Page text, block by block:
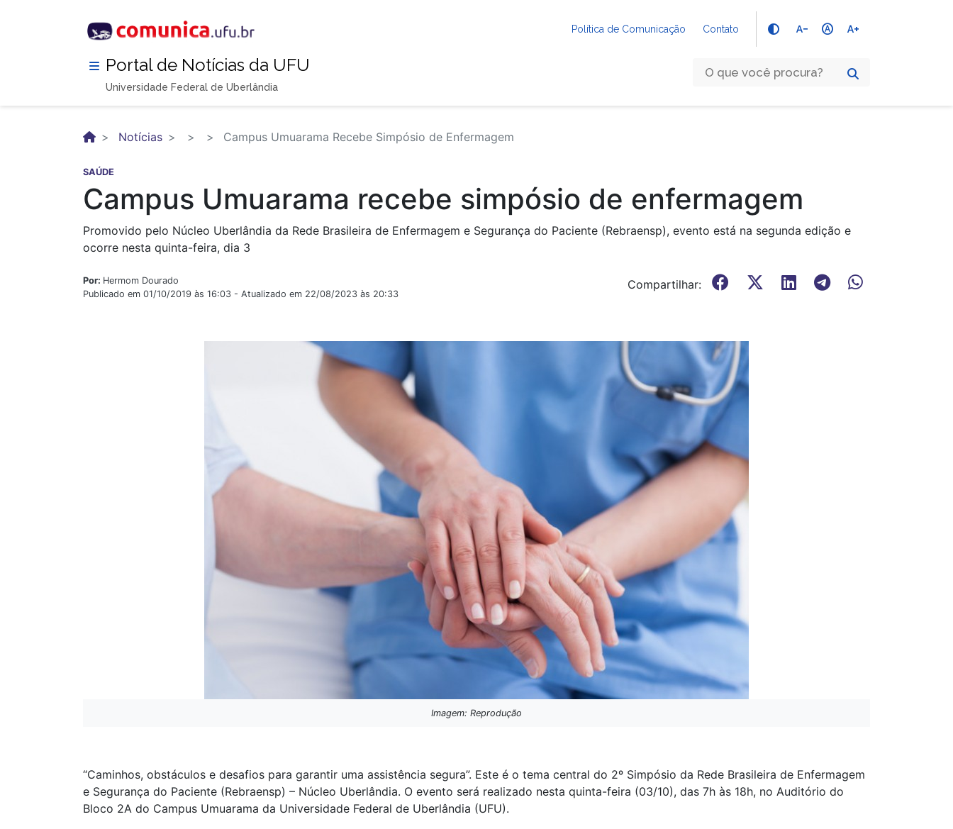
Política de Comunicação Contato text_decrease hdr_auto text_increase
Portal de Notícias da UFU
Universidade Federal de Uberlândia
Notícias Campus Umuarama Recebe Simpósio de Enfermagem
SAÚDE
Campus Umuarama recebe simpósio de enfermagem
Promovido pelo Núcleo Uberlândia da Rede Brasileira de Enfermagem e Segurança do Paciente (Rebraensp), evento está na segunda edição e
ocorre nesta quinta-feira, dia 3
Por: Hermom Dourado
Publicado em 01/10/2019 às 16:03 - Atualizado em 22/08/2023 às 20:33
Compartilhar:
Imagem: Reprodução
“Caminhos, obstáculos e desafios para garantir uma assistência segura”. Este é o tema central do 2º Simpósio da Rede Brasileira de Enfermagem
e Segurança do Paciente (Rebraensp) – Núcleo Uberlândia. O evento será realizado nesta quinta-feira (03/10), das 7h às 18h, no Auditório do
Bloco 2A do Campus Umuarama da Universidade Federal de Uberlândia (UFU).